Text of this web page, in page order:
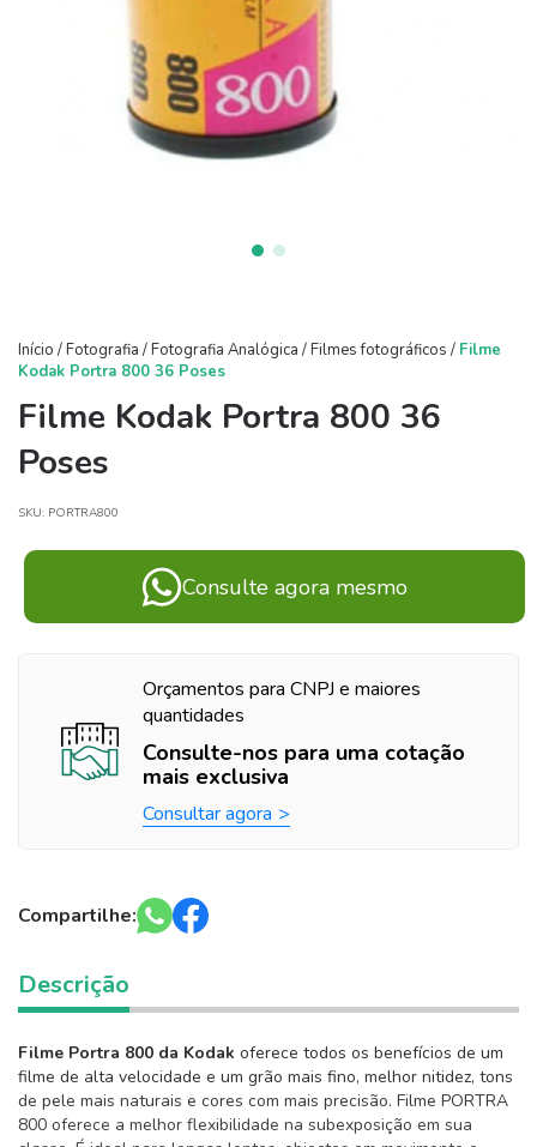
Início /Fotografia /Fotografia Analógica /Filmes fotográficos / Filme
Kodak Portra 800 36 Poses
Filme Kodak Portra 800 36
Poses
SKU: PORTRA800
Consulte agora mesmo
Orçamentos para CNPJ e maiores
quantidades
Consulte-nos para uma cotação
mais exclusiva
Consultar agora
Compartilhe:
Descrição
Filme Portra 800 da Kodak oferece todos os benefícios de um
filme de alta velocidade e um grão mais fino, melhor nitidez, tons
de pele mais naturais e cores com mais precisão. Filme PORTRA
800 oferece a melhor flexibilidade na subexposição em sua